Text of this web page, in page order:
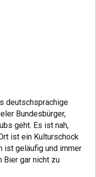
deutschsprachige
Bundesbürger,
geht. Es ist nah,
ist ein Kulturschock
ist geläufig und immer
Bier gar nicht zu